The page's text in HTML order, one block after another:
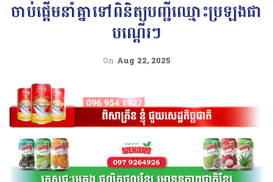
ចាប់ផ្ដើមនាំគ្នាទៅពិនិត្យបញ្ជីឈ្មោះប្រឡងជា
បណ្ដើរៗ
On Aug 22, 2025